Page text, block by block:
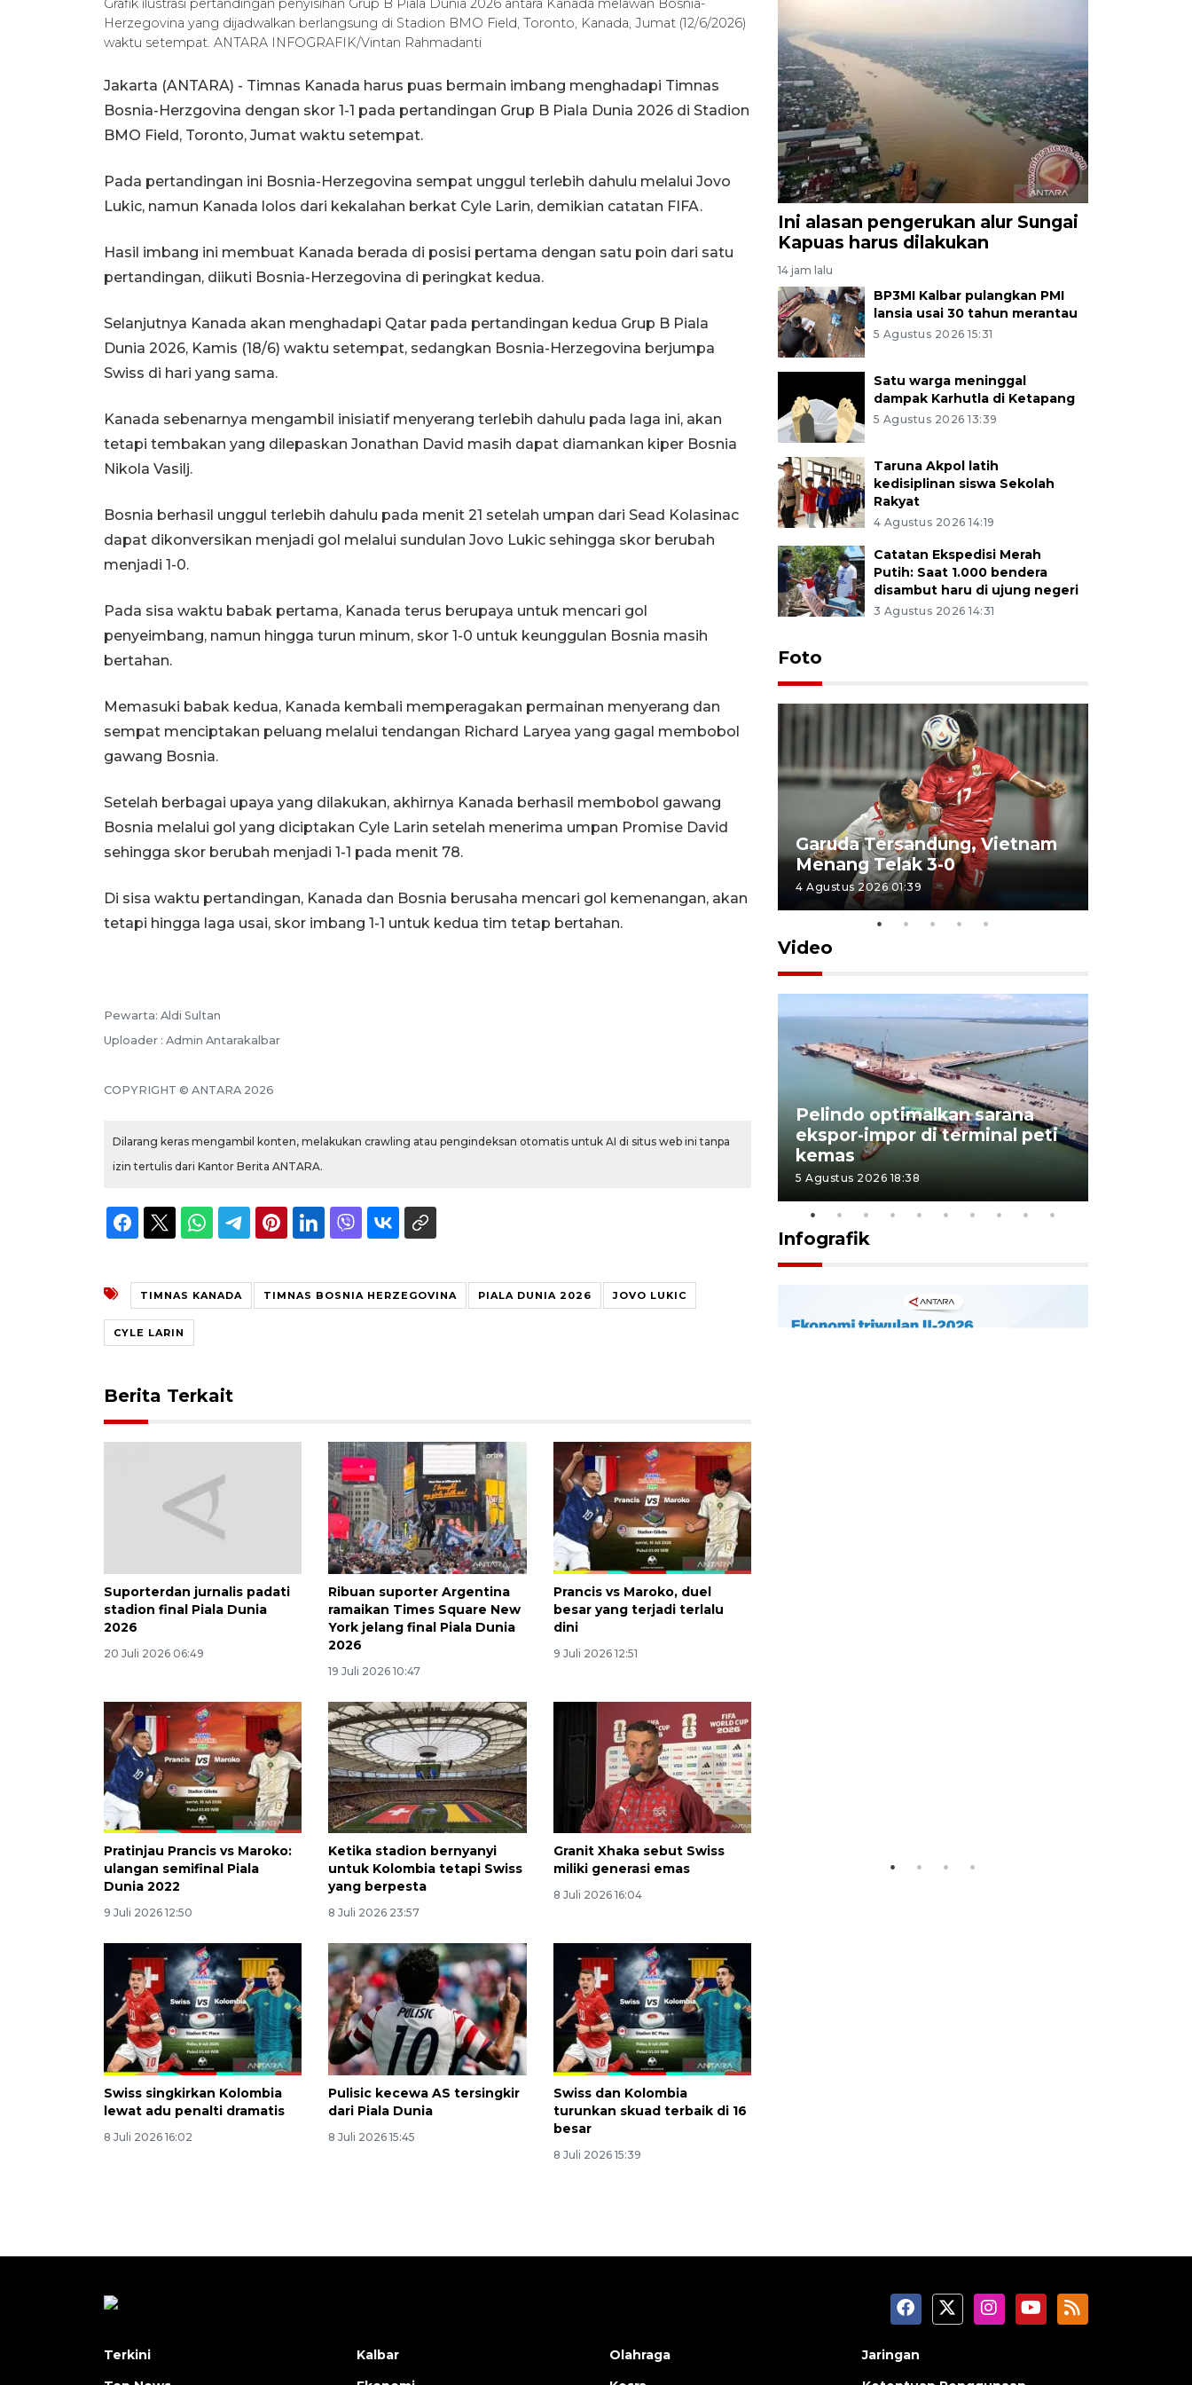
Grafik ilustrasi pertandingan penyisihan Grup B Piala Dunia 2026 antara Kanada melawan Bosnia-
Herzegovina yang dijadwalkan berlangsung di Stadion BMO Field, Toronto, Kanada, Jumat (12/6/2026)
waktu setempat. ANTARA INFOGRAFIK/Vintan Rahmadanti
Jakarta (ANTARA) - Timnas Kanada harus puas bermain imbang menghadapi Timnas
Bosnia-Herzgovina dengan skor 1-1 pada pertandingan Grup B Piala Dunia 2026 di Stadion
BMO Field, Toronto, Jumat waktu setempat.
Pada pertandingan ini Bosnia-Herzegovina sempat unggul terlebih dahulu melalui Jovo
Lukic, namun Kanada lolos dari kekalahan berkat Cyle Larin, demikian catatan FIFA.
Hasil imbang ini membuat Kanada berada di posisi pertama dengan satu poin dari satu
pertandingan, diikuti Bosnia-Herzegovina di peringkat kedua.
Selanjutnya Kanada akan menghadapi Qatar pada pertandingan kedua Grup B Piala
Dunia 2026, Kamis (18/6) waktu setempat, sedangkan Bosnia-Herzegovina berjumpa
Swiss di hari yang sama.
Kanada sebenarnya mengambil inisiatif menyerang terlebih dahulu pada laga ini, akan
tetapi tembakan yang dilepaskan Jonathan David masih dapat diamankan kiper Bosnia
Nikola Vasilj.
Bosnia berhasil unggul terlebih dahulu pada menit 21 setelah umpan dari Sead Kolasinac
dapat dikonversikan menjadi gol melalui sundulan Jovo Lukic sehingga skor berubah
menjadi 1-0.
Pada sisa waktu babak pertama, Kanada terus berupaya untuk mencari gol
penyeimbang, namun hingga turun minum, skor 1-0 untuk keunggulan Bosnia masih
bertahan.
Memasuki babak kedua, Kanada kembali memperagakan permainan menyerang dan
sempat menciptakan peluang melalui tendangan Richard Laryea yang gagal membobol
gawang Bosnia.
Setelah berbagai upaya yang dilakukan, akhirnya Kanada berhasil membobol gawang
Bosnia melalui gol yang diciptakan Cyle Larin setelah menerima umpan Promise David
sehingga skor berubah menjadi 1-1 pada menit 78.
Di sisa waktu pertandingan, Kanada dan Bosnia berusaha mencari gol kemenangan, akan
tetapi hingga laga usai, skor imbang 1-1 untuk kedua tim tetap bertahan.
Pewarta: Aldi Sultan
Uploader : Admin Antarakalbar
COPYRIGHT © ANTARA 2026
Dilarang keras mengambil konten, melakukan crawling atau pengindeksan otomatis untuk AI di situs web ini tanpa
izin tertulis dari Kantor Berita ANTARA.
TIMNAS KANADA TIMNAS BOSNIA HERZEGOVINA PIALA DUNIA 2026 JOVO LUKIC
CYLE LARIN
Berita Terkait
Suporterdan jurnalis padati
stadion final Piala Dunia
2026
20 Juli 2026 06:49
Ribuan suporter Argentina
ramaikan Times Square New
York jelang final Piala Dunia
2026
19 Juli 2026 10:47
Prancis vs Maroko, duel
besar yang terjadi terlalu
dini
9 Juli 2026 12:51
Pratinjau Prancis vs Maroko:
ulangan semifinal Piala
Dunia 2022
9 Juli 2026 12:50
Ketika stadion bernyanyi
untuk Kolombia tetapi Swiss
yang berpesta
8 Juli 2026 23:57
Granit Xhaka sebut Swiss
miliki generasi emas
8 Juli 2026 16:04
Swiss singkirkan Kolombia
lewat adu penalti dramatis
8 Juli 2026 16:02
Pulisic kecewa AS tersingkir
dari Piala Dunia
8 Juli 2026 15:45
Swiss dan Kolombia
turunkan skuad terbaik di 16
besar
8 Juli 2026 15:39
Ini alasan pengerukan alur Sungai
Kapuas harus dilakukan
14 jam lalu
BP3MI Kalbar pulangkan PMI
lansia usai 30 tahun merantau
5 Agustus 2026 15:31
Satu warga meninggal
dampak Karhutla di Ketapang
5 Agustus 2026 13:39
Taruna Akpol latih
kedisiplinan siswa Sekolah
Rakyat
4 Agustus 2026 14:19
Catatan Ekspedisi Merah
Putih: Saat 1.000 bendera
disambut haru di ujung negeri
3 Agustus 2026 14:31
Foto
Garuda Tersandung, Vietnam
Menang Telak 3-0
4 Agustus 2026 01:39
Video
Bulog luncurkan kawasan
Pelindo optimalkan sarana
ekspor-impor di terminal peti
kemas
5 Agustus 2026 18:38
Infografik
Memberantas kejahatan
jalanan Jakarta
2026-08-05 18:00:00
Terkini
Kalbar
Olahraga
Jaringan